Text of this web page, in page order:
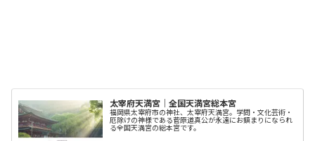
太宰府天満宮｜全国天満宮総本宮
福岡県太宰府市の神社、太宰府天満宮。学問・文化芸術・
厄除けの神様である菅原道真公が永遠にお鎮まりになられ
る全国天満宮の総本宮です。